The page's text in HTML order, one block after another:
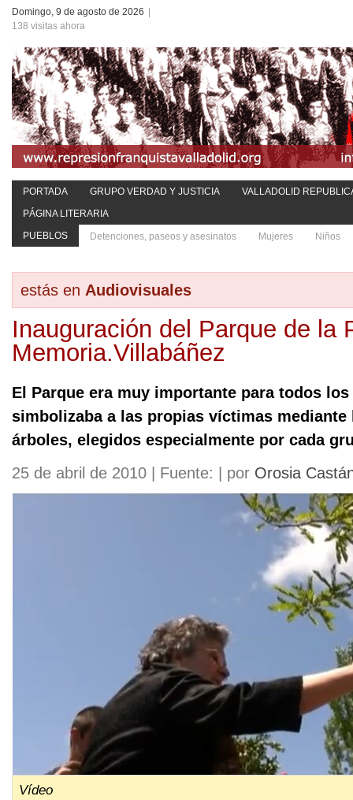
Domingo, 9 de agosto de 2026
138 visitas ahora
PORTADA GRUPO VERDAD Y JUSTICIA
VALLADOLID
PÁGINA LITERARIA
PUEBLOS
Detenciones, paseos y asesinatos Mujeres Niños
estás en Audiovisuales
Inauguración del Parque de la
Memoria.Villabáñez
El Parque era muy importante para todos
simbolizaba a las propias víctimas
árboles, elegidos especialmente por cada
25 de abril de 2010 | Fuente: | por Orosia
Vídeo